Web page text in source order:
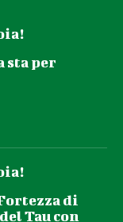
sta per
di
Tau con